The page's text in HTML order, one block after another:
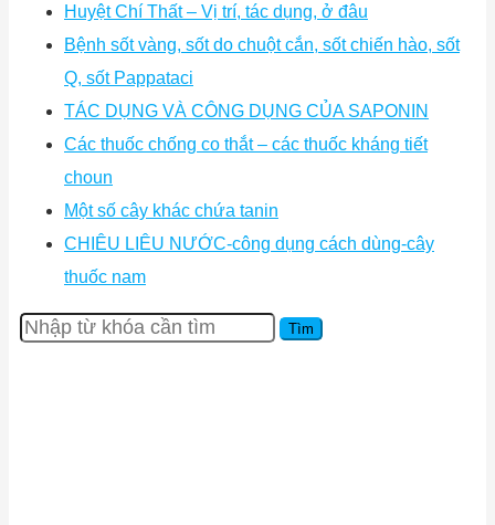
Huyệt Chí Thất – Vị trí, tác dụng, ở đâu
Bệnh sốt vàng, sốt do chuột cắn, sốt chiến hào, sốt
Q, sốt Pappataci
TÁC DỤNG VÀ CÔNG DỤNG CỦA SAPONIN
Các thuốc chống co thắt – các thuốc kháng tiết
choun
Một số cây khác chứa tanin
CHIÊU LIÊU NƯỚC-công dụng cách dùng-cây
thuốc nam